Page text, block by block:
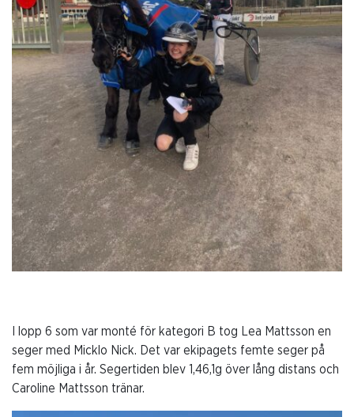
I lopp 6 som var monté för kategori B tog Lea Mattsson en
seger med Micklo Nick. Det var ekipagets femte seger på
fem möjliga i år. Segertiden blev 1,46,1g över lång distans och
Caroline Mattsson tränar.